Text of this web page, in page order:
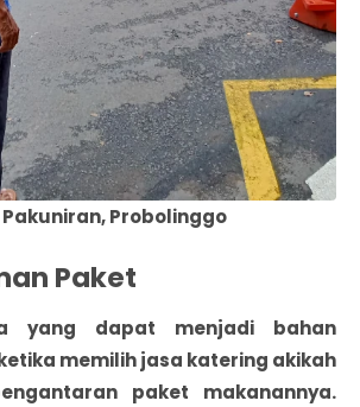
Probolinggo
Paket
yang dapat menjadi bahan
memilih jasa katering akikah
paket makanannya.